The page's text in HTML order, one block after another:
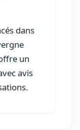
dans
un
avis